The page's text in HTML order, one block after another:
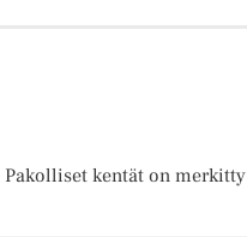
Pakolliset kentät on merkitty